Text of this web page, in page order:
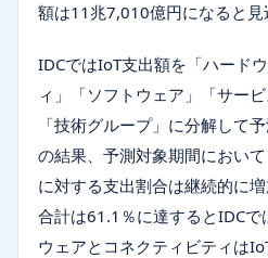
額は11兆7,010億円になると見
IDCではIoT支出額を「ハード
ィ」「ソフトウェア」「サー
「技術グループ」に分解して
の結果、予測対象期間におい
に対する支出割合は継続的に
合計は61.1％に達するとIDCで
ウェアとコネクティビティは